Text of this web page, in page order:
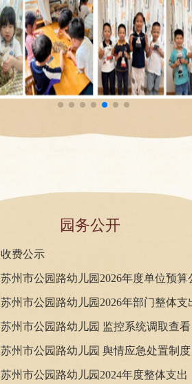
园务公开
收费公示
苏州市公园路幼儿园2026年度单位预算
开
苏州市公园路幼儿园2026年部门整体支
绩效目标
苏州市公园路幼儿园 监控系统调取查看
管理制度
苏州市公园路幼儿园 舆情应急处置制度
苏州市公园路幼儿园2024年度整体支出